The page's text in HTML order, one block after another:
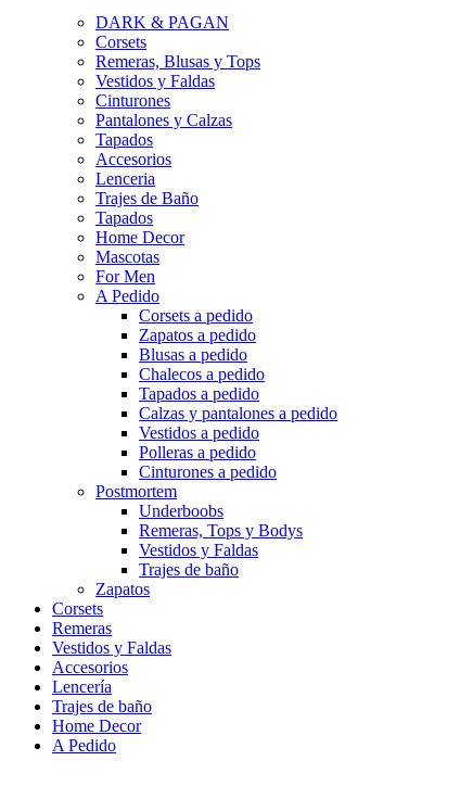
DARK & PAGAN
Corsets
Remeras, Blusas y Tops
Vestidos y Faldas
Cinturones
Pantalones y Calzas
Tapados
Accesorios
Lenceria
Trajes de Baño
Tapados
Home Decor
Mascotas
For Men
A Pedido
Corsets a pedido
Zapatos a pedido
Blusas a pedido
Chalecos a pedido
Tapados a pedido
Calzas y pantalones a pedido
Vestidos a pedido
Polleras a pedido
Cinturones a pedido
Postmortem
Underboobs
Remeras, Tops y Bodys
Vestidos y Faldas
Trajes de baño
Zapatos
Corsets
Remeras
Vestidos y Faldas
Accesorios
Lencería
Trajes de baño
Home Decor
A Pedido